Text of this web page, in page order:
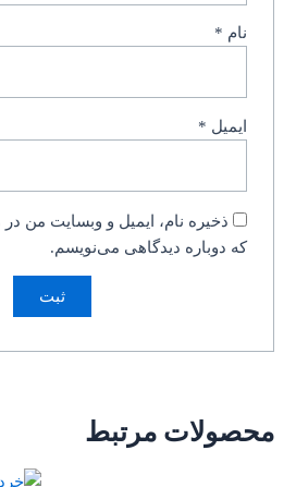
نام *
ایمیل *
ذخیره نام، ایمیل و وبسایت من
که دوباره دیدگاهی می‌نویسم.
محصولات مرتبط